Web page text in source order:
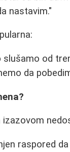
nastavim."
od
da
raspored